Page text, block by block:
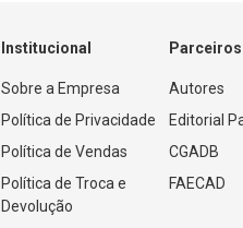
Institucional
Sobre a Empresa
Política de Privacidade
Política de Vendas
Política de Troca e
Devolução
Parceiros
Autores
Editorial
CGADB
FAECAD